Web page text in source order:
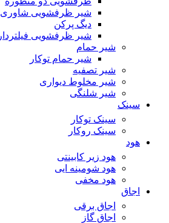
شیر ظرفشویی شاوری
دیگ پرکن
شیر ظرفشویی فیلتردار
شیر حمام
شیر حمام توکار
شیر تصفیه
شیر مخلوط دیواری
شیر شلنگی
سینک
سینک توکار
سینک روکار
هود
هود زیر كابینتی
هود شومینه ایی
هود مخفى
اجاق
اجاق برقى
اجاق گاز